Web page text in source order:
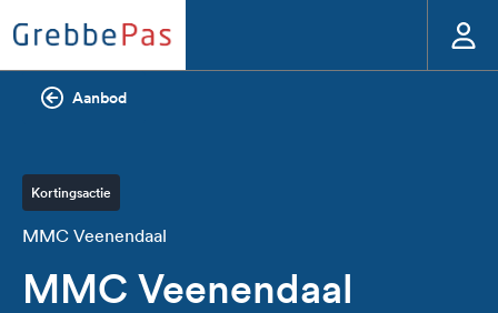
Aanbod
Kortingsactie
MMC Veenendaal
MMC Veenendaal